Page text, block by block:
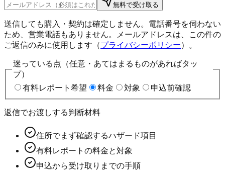
無料で受け取る
送信しても購入・契約は確定しません。電話番号を伺わない
ため、営業電話もありません。メールアドレスは、この件の
ご返信のみに使用します（プライバシーポリシー）。
迷っている点（任意・あてはまるものがあればタッ
プ）
有料レポート希望
料金 対象 申込前確認
返信でお渡しする判断材料
住所でまず確認するハザード項目
有料レポートの料金と対象
申込から受け取りまでの手順